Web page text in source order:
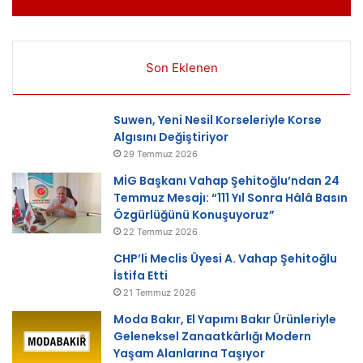
Son Eklenen
Suwen, Yeni Nesil Korseleriyle Korse
Algısını Değiştiriyor
29 Temmuz 2026
MİG Başkanı Vahap Şehitoğlu’ndan 24
Temmuz Mesajı: “111 Yıl Sonra Hâlâ Basın
Özgürlüğünü Konuşuyoruz”
22 Temmuz 2026
CHP’li Meclis Üyesi A. Vahap Şehitoğlu
İstifa Etti
21 Temmuz 2026
Moda Bakır, El Yapımı Bakır Ürünleriyle
Geleneksel Zanaatkârlığı Modern
Yaşam Alanlarına Taşıyor